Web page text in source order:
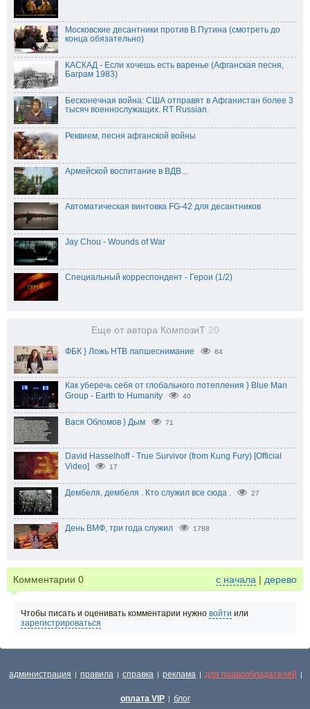
Московские десантники против В.Путина (смотреть до
конца обязательно)
КАСКАД - Если хочешь есть варенье (Афганская песня,
Баграм 1983)
Бесконечная война: США отправят в Афганистан более 3
тысяч военнослужащих. RT Russian.
Реквием, песня афганской войны
Армейской воспитание в ВДВ...
Автоматическая винтовка FG-42 для десантников
Jay Chou - Wounds of War
Специальный корреспондент - Герои (1/2)
Еще от автора КомпозиТ 20
ФБК } Ложь НТВ лапшеснимание 64
Как уберечь себя от глобального потепления } Blue Man
Group - Earth to Humanity
40
Вася Обломов } Дым 71
David Hasselhoff - True Survivor (from Kung Fury) [Official
Video]
17
Дембеля, дембеля . Кто служил все сюда . 27
День ВМФ, три года служил 1788
Комментарии 0 с начала | дерево
Чтобы писать и оценивать комментарии нужно войти или
зарегистрироваться
администрация | правила | справка | реклама | для правообладателей |
оплата VIP | блог